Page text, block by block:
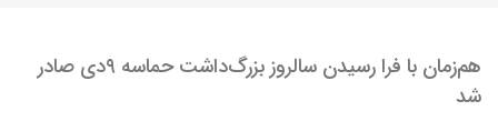
هم‌زمان با فرا رسیدن سالروز بزرگ‌داشت حماسه ۹دی صادر
شد